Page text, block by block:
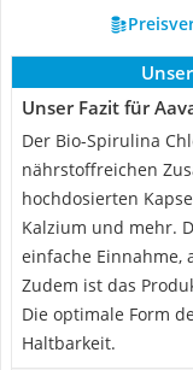
Unser Fazit für
Der Bio-Spirulina
nährstoffreichen
hochdosierten
Kalzium und mehr.
einfache Einnahme,
Zudem ist das
Die optimale Form
Haltbarkeit.